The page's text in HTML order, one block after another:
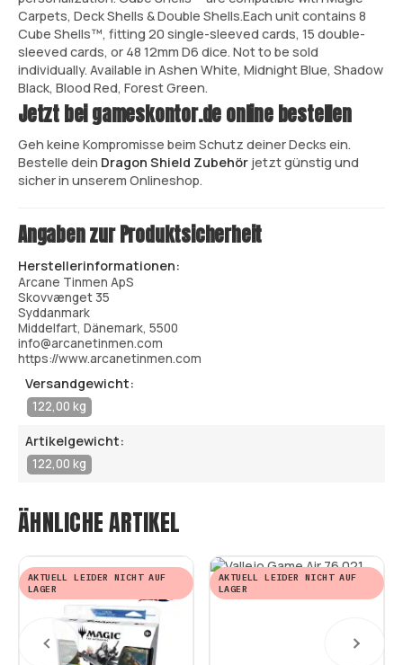
Carpets, Deck Shells & Double Shells.Each unit contains 8
Cube Shells™, fitting 20 single-sleeved cards, 15 double-
sleeved cards, or 48 12mm D6 dice. Not to be sold
individually. Available in Ashen White, Midnight Blue, Shadow
Black, Blood Red, Forest Green.
Jetzt bei gameskontor.de online bestellen
Geh keine Kompromisse beim Schutz deiner Decks ein.
Bestelle dein Dragon Shield Zubehör jetzt günstig und
sicher in unserem Onlineshop.
Angaben zur Produktsicherheit
Herstellerinformationen:
Arcane Tinmen ApS
Skovvænget 35
Syddanmark
Middelfart, Dänemark, 5500
info@arcanetinmen.com
https://www.arcanetinmen.com
Versandgewicht:
122,00 kg
Artikelgewicht:
122,00 kg
ÄHNLICHE ARTIKEL
AKTUELL LEIDER NICHT AUF
LAGER
AKTUELL LEIDER NICHT AUF
LAGER